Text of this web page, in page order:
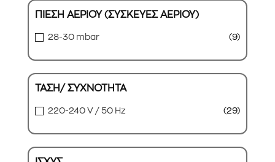
ΠΙΕΣΗ ΑΕΡΙΟΥ (ΣΥΣΚΕΥΕΣ ΑΕΡΙΟΥ)
28-30 mbar (9)
ΤΑΣΗ/ ΣΥΧΝΟΤΗΤΑ
220-240 V / 50 Hz (29)